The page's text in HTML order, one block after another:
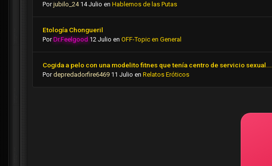
Porjubilo_24 14 Julio en Hablemos de las Putas
Etología Chongueril
PorDr.Feelgood 12 Julio en OFF-Topic en General
Cogida a pelo con una modelito fitnes que tenía centro de servicio sexual...
Pordepredadorfire6469 11 Julio en Relatos Eróticos